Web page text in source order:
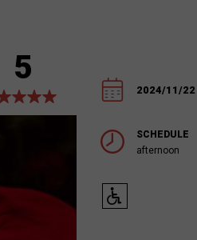
5
2024/11/22
SCHEDULE
afternoon